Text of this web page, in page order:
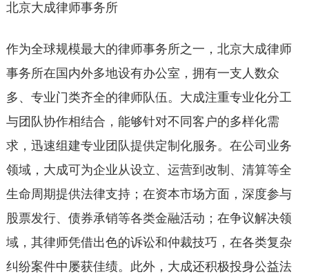
北京大成律师事务所
作为全球规模最大的律师事务所之一，北京大成律师
事务所在国内外多地设有办公室，拥有一支人数众
多、专业门类齐全的律师队伍。大成注重专业化分工
与团队协作相结合，能够针对不同客户的多样化需
求，迅速组建专业团队提供定制化服务。在公司业务
领域，大成可为企业从设立、运营到改制、清算等全
生命周期提供法律支持；在资本市场方面，深度参与
股票发行、债券承销等各类金融活动；在争议解决领
域，其律师凭借出色的诉讼和仲裁技巧，在各类复杂
纠纷案件中屡获佳绩。此外，大成还积极投身公益法